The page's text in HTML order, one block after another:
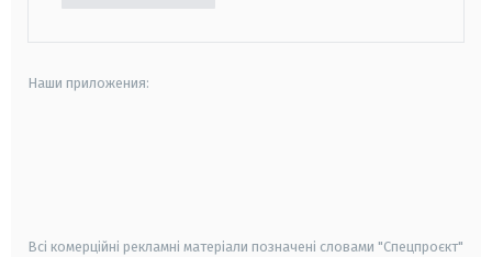
Наши приложения:
Всі комерційні рекламні матеріали позначені словами "Спецпроєкт"